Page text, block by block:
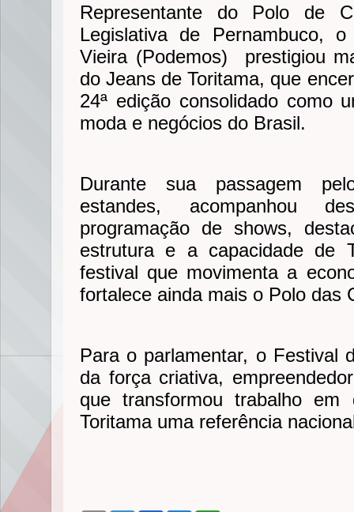
Representante do Polo de
Legislativa de Pernambuco,
Vieira (Podemos) prestigiou
do Jeans de Toritama, que
24ª edição consolidado como
moda e negócios do Brasil.
Durante sua passagem
estandes, acompanhou
programação de shows,
estrutura e a capacidade de
festival que movimenta a
fortalece ainda mais o Polo das
Para o parlamentar, o Festival
da força criativa,
que transformou trabalho
Toritama uma referência